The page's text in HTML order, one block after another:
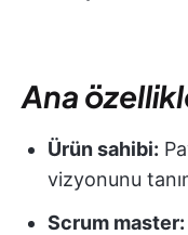
Ana
Ürün sahibi:
vizyonunu
Scrum master: